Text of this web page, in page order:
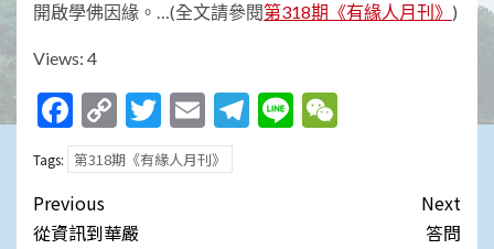
開啟學佛因緣。…(全文請參閱第318期《有緣人月刊》 )
Views: 4
Facebook
Copy
Link
Twitter
EmailTelegram
Line
Tags: 第318期《有緣人月刊》
Post
Previous
從資訊到華嚴
Next
答問